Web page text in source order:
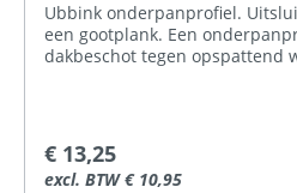
Ubbink onderpanprofiel.
een gootplank. Een
dakbeschot tegen opspattend
€ 13,25
excl. BTW € 10,95